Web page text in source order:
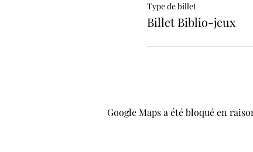
Type de billet
Billet Biblio-jeux
Google Maps a été bloqué en